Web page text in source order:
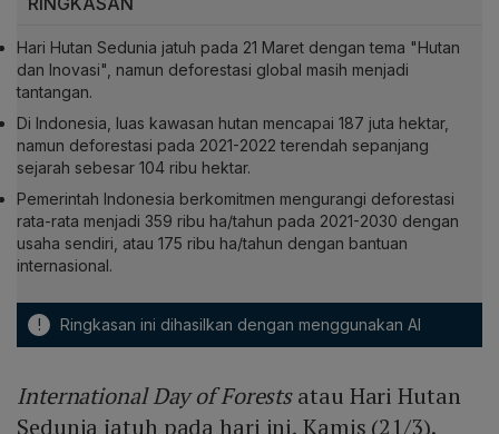
Hari Hutan Sedunia jatuh pada 21 Maret dengan tema "Hutan
dan Inovasi", namun deforestasi global masih menjadi
tantangan.
Di Indonesia, luas kawasan hutan mencapai 187 juta hektar,
namun deforestasi pada 2021-2022 terendah sepanjang
sejarah sebesar 104 ribu hektar.
Pemerintah Indonesia berkomitmen mengurangi deforestasi
rata-rata menjadi 359 ribu ha/tahun pada 2021-2030 dengan
usaha sendiri, atau 175 ribu ha/tahun dengan bantuan
internasional.
! Ringkasan ini dihasilkan dengan menggunakan AI
International Day of Forestsatau Hari Hutan
Sedunia jatuh pada hari ini, Kamis (21/3).